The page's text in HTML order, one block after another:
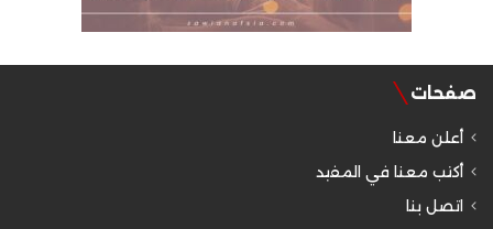
صفحات
أعلن معنا
أكتب معنا في المفيد
اتصل بنا